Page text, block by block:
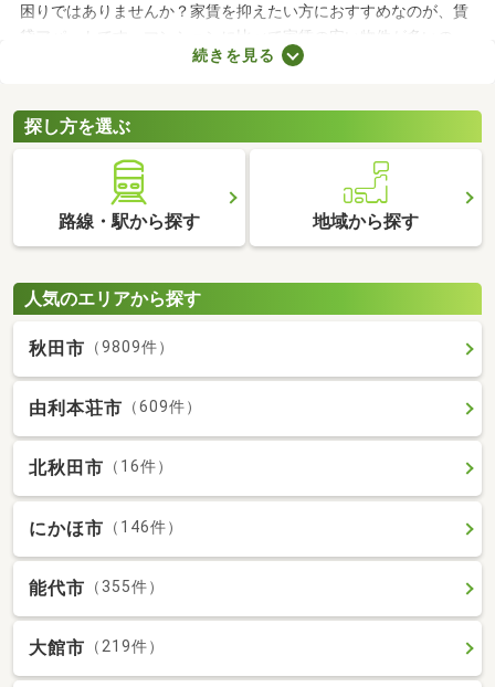
困りではありませんか？家賃を抑えたい方におすすめなのが、賃
貸アパートです。マンションに比べて家賃の安い物件が多いの
で、月々の支出を抑えられますよ。ここでは、おすすめの賃貸ア
件を見比べてみましょう。
続きを見る
探し方を選ぶ
路線・駅から探す 地域から探す
人気のエリアから探す
秋田市 （9809件）
由利本荘市 （609件）
北秋田市 （16件）
にかほ市 （146件）
能代市 （355件）
大館市 （219件）